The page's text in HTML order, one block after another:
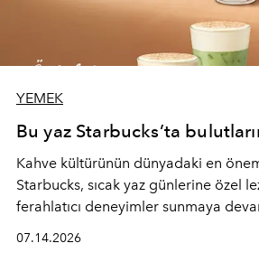
YEMEK
Bu yaz Starbucks’ta
Kahve kültürünün dünyadaki en
Starbucks, sıcak yaz günlerine özel
ferahlatıcı deneyimler sunmaya
07.14.2026